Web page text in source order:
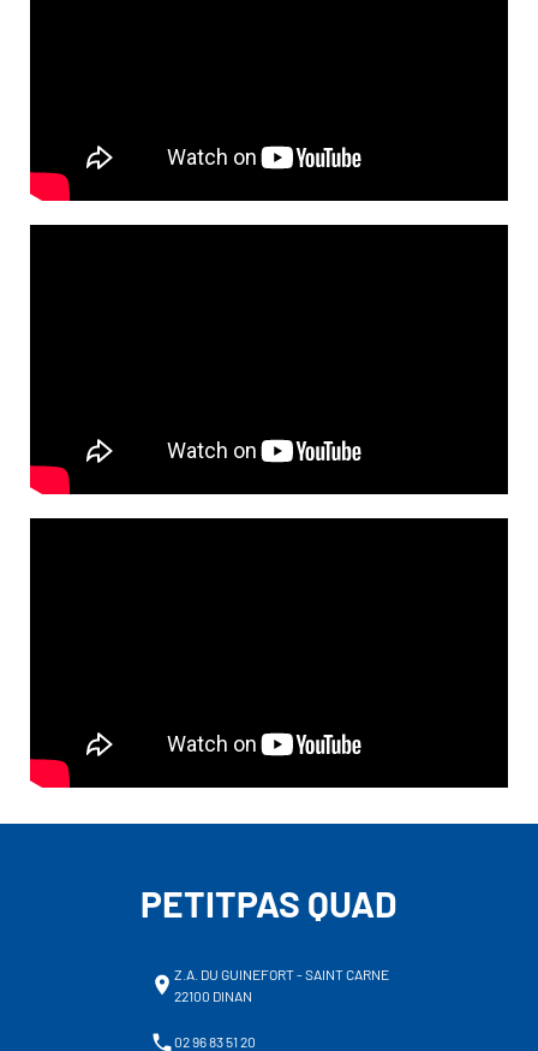
PETITPAS QUAD
Z.A. DU GUINEFORT - SAINT CARNE
22100 DINAN
02 96 83 51 20